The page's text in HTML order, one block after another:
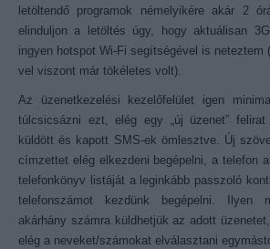
letöltendő programok némelyikére akár 2
elinduljon a letöltés úgy, hogy aktuálisan
ingyen hotspot Wi-Fi segítségével is neteztem
vel viszont már tökéletes volt).
Az üzenetkezelési kezelőfelület igen
túlcsicsázni ezt, elég egy „új üzenet”
küldött és kapott SMS-ek ömlesztve. Új
címzettet elég elkezdeni begépelni, a telefon
telefonkönyv listáját a leginkább passzoló
telefonszámot kezdünk begépelni. Ilyen
akárhány számra küldhetjük az adott
elég a neveket/számokat elválasztani